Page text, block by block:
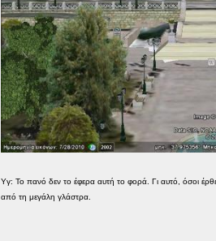
Υγ: Το πανό δεν το έφερα αυτή το φορά. Γι αυτό, όσοι
από τη μεγάλη γλάστρα.